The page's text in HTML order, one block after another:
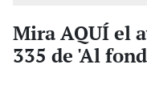
Mira AQUÍ el
335 de 'Al